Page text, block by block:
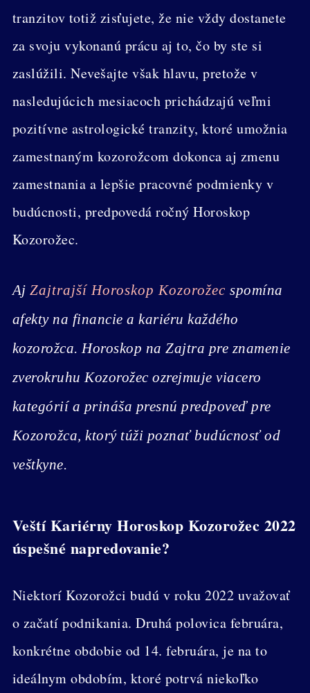
tranzitov totiž zisťujete, že nie vždy dostanete
za svoju vykonanú prácu aj to, čo by ste si
zaslúžili. Nevešajte však hlavu, pretože v
nasledujúcich mesiacoch prichádzajú veľmi
pozitívne astrologické tranzity, ktoré umožnia
zamestnaným kozorožcom dokonca aj zmenu
zamestnania a lepšie pracovné podmienky v
budúcnosti, predpovedá ročný Horoskop
Kozorožec.
AjZajtrajší Horoskop Kozorožecspomína
afekty na financie a kariéru každého
kozorožca. Horoskop na Zajtra pre znamenie
zverokruhu Kozorožec ozrejmuje viacero
kategórií a prináša presnú predpoveď pre
Kozorožca, ktorý túži poznať budúcnosť od
veštkyne.
Veští Kariérny Horoskop Kozorožec 2022
úspešné napredovanie?
Niektorí Kozorožci budú v roku 2022 uvažovať
o začatí podnikania. Druhá polovica februára,
konkrétne obdobie od 14. februára, je na to
ideálnym obdobím, ktoré potrvá niekoľko